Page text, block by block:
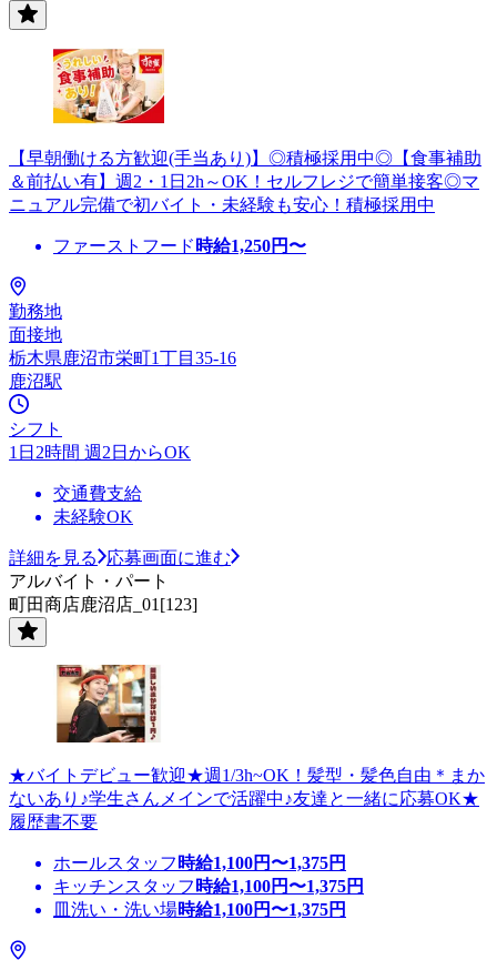
【早朝働ける方歓迎(手当あり)】◎積極採用中◎【食事補助
＆前払い有】週2・1日2h～OK！セルフレジで簡単接客◎マ
ニュアル完備で初バイト・未経験も安心！積極採用中
ファーストフード 時給1,250円〜
勤務地
面接地
栃木県鹿沼市栄町1丁目35-16
鹿沼駅
シフト
1日2時間 週2日からOK
交通費支給
未経験OK
詳細を見る
応募画面に進む
アルバイト・パート
町田商店鹿沼店_01[123]
★バイトデビュー歓迎★週1/3h~OK！髪型・髪色自由＊まか
ないあり♪学生さんメインで活躍中♪友達と一緒に応募OK★
履歴書不要
ホールスタッフ 時給1,100円〜1,375円
キッチンスタッフ 時給1,100円〜1,375円
皿洗い・洗い場時給1,100円〜1,375円